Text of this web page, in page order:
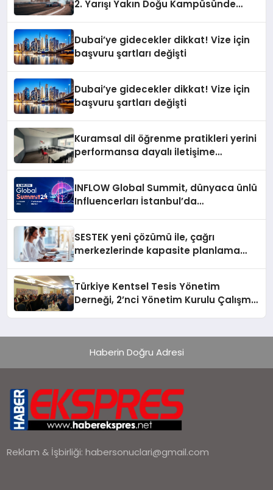
2. Yarışı Yakın Doğu Kampüsünde
Dubai’ye gidecekler dikkat! Vize için
başvuru şartları değişti
Dubai’ye gidecekler dikkat! Vize için
başvuru şartları değişti
Kuramsal dil öğrenme pratikleri yerini
performansa dayalı iletişime
INFLOW Global Summit, dünyaca ünlü
Influencerları İstanbul’da
SESTEK yeni çözümü ile, çağrı
merkezlerinde kapasite planlama
Türkiye Kentsel Tesis Yönetim
Derneği, 2’nci Yönetim Kurulu Çalışma
Haberin Doğru Adresi
Reklam & İşbirliği:habersonuclari@gmail.com